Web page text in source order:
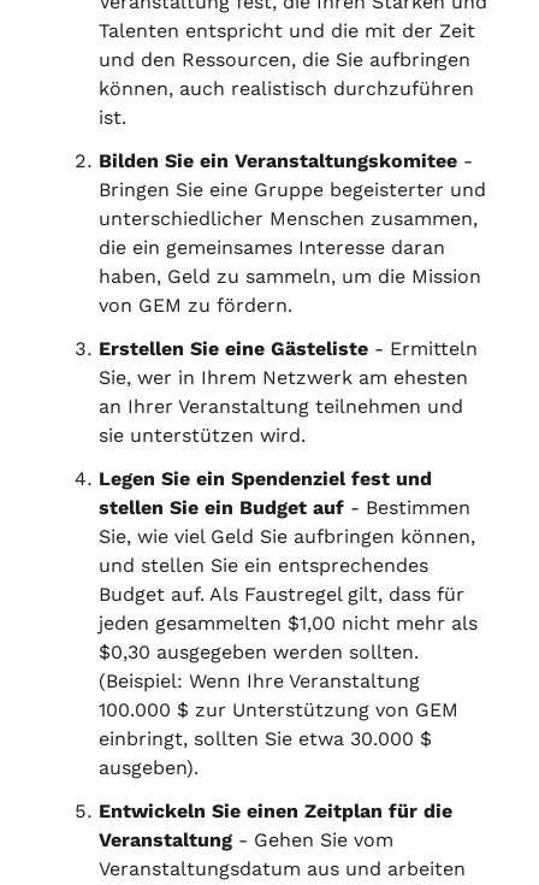
Talenten entspricht und die mit der Zeit
und den Ressourcen, die Sie aufbringen
können, auch realistisch durchzuführen
ist.
Bilden Sie ein Veranstaltungskomitee -
Bringen Sie eine Gruppe begeisterter und
unterschiedlicher Menschen zusammen,
die ein gemeinsames Interesse daran
haben, Geld zu sammeln, um die Mission
von GEM zu fördern.
Erstellen Sie eine Gästeliste - Ermitteln
Sie, wer in Ihrem Netzwerk am ehesten
an Ihrer Veranstaltung teilnehmen und
sie unterstützen wird.
Legen Sie ein Spendenziel fest und
stellen Sie ein Budget auf - Bestimmen
Sie, wie viel Geld Sie aufbringen können,
und stellen Sie ein entsprechendes
Budget auf. Als Faustregel gilt, dass für
jeden gesammelten $1,00 nicht mehr als
$0,30 ausgegeben werden sollten.
(Beispiel: Wenn Ihre Veranstaltung
100.000 $ zur Unterstützung von GEM
einbringt, sollten Sie etwa 30.000 $
ausgeben).
Entwickeln Sie einen Zeitplan für die
Veranstaltung - Gehen Sie vom
Veranstaltungsdatum aus und arbeiten